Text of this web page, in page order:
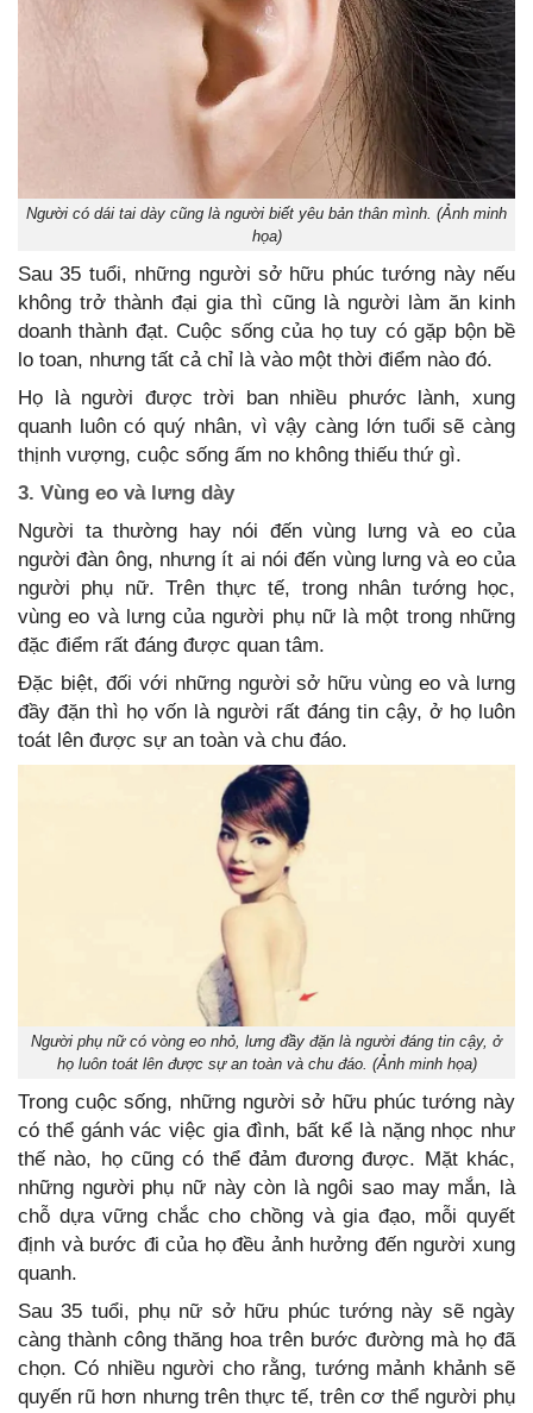
Người có dái tai dày cũng là người biết yêu bản thân mình. (Ảnh minh
họa)
Sau 35 tuổi, những người sở hữu phúc tướng này nếu
không trở thành đại gia thì cũng là người làm ăn kinh
doanh thành đạt. Cuộc sống của họ tuy có gặp bộn bề
lo toan, nhưng tất cả chỉ là vào một thời điểm nào đó.
Họ là người được trời ban nhiều phước lành, xung
quanh luôn có quý nhân, vì vậy càng lớn tuổi sẽ càng
thịnh vượng, cuộc sống ấm no không thiếu thứ gì.
3. Vùng eo và lưng dày
Người ta thường hay nói đến vùng lưng và eo của
người đàn ông, nhưng ít ai nói đến vùng lưng và eo của
người phụ nữ. Trên thực tế, trong nhân tướng học,
vùng eo và lưng của người phụ nữ là một trong những
đặc điểm rất đáng được quan tâm.
Đặc biệt, đối với những người sở hữu vùng eo và lưng
đầy đặn thì họ vốn là người rất đáng tin cậy, ở họ luôn
toát lên được sự an toàn và chu đáo.
Người phụ nữ có vòng eo nhỏ, lưng đầy đặn là người đáng tin cậy, ở
họ luôn toát lên được sự an toàn và chu đáo. (Ảnh minh họa)
Trong cuộc sống, những người sở hữu phúc tướng này
có thể gánh vác việc gia đình, bất kể là nặng nhọc như
thế nào, họ cũng có thể đảm đương được. Mặt khác,
những người phụ nữ này còn là ngôi sao may mắn, là
chỗ dựa vững chắc cho chồng và gia đạo, mỗi quyết
định và bước đi của họ đều ảnh hưởng đến người xung
quanh.
Sau 35 tuổi, phụ nữ sở hữu phúc tướng này sẽ ngày
càng thành công thăng hoa trên bước đường mà họ đã
chọn. Có nhiều người cho rằng, tướng mảnh khảnh sẽ
quyến rũ hơn nhưng trên thực tế, trên cơ thể người phụ